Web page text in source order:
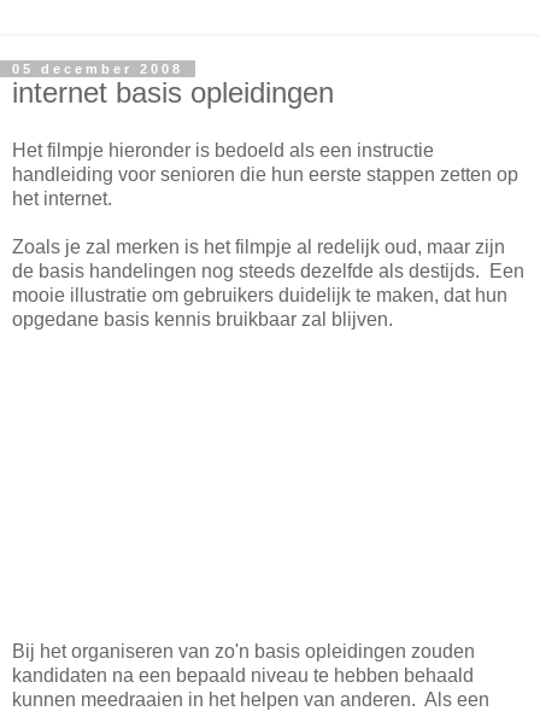
05 december 2008
internet basis opleidingen
Het filmpje hieronder is bedoeld als een instructie
handleiding voor senioren die hun eerste stappen zetten op
het internet.
Zoals je zal merken is het filmpje al redelijk oud, maar zijn
de basis handelingen nog steeds dezelfde als destijds. Een
mooie illustratie om gebruikers duidelijk te maken, dat hun
opgedane basis kennis bruikbaar zal blijven.
Bij het organiseren van zo'n basis opleidingen zouden
kandidaten na een bepaald niveau te hebben behaald
kunnen meedraaien in het helpen van anderen. Als een